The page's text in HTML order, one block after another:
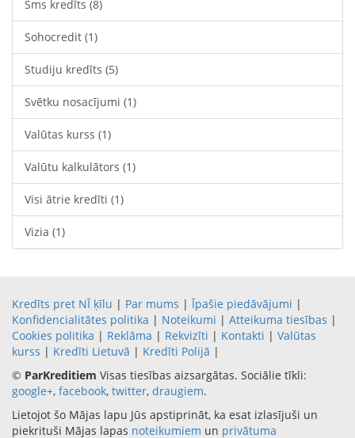
Sms kredīts (8)
Sohocredit (1)
Studiju kredīts (5)
Svētku nosacījumi (1)
Valūtas kurss (1)
Valūtu kalkulātors (1)
Visi ātrie kredīti (1)
Vizia (1)
Kredīts pret NĪ ķīlu | Par mums | Īpašie piedāvājumi |
Konfidencialitātes politika | Noteikumi | Atteikuma tiesības |
Cookies politika | Reklāma | Rekvizīti | Kontakti | Valūtas
kurss | Kredīti Lietuvā | Kredīti Polijā |
© ParKreditiem Visas tiesības aizsargātas. Sociālie tīkli:
google+, facebook, twitter, draugiem.
Lietojot šo Mājas lapu Jūs apstiprināt, ka esat izlasījuši un
piekrituši Mājas lapas noteikumiem un privātuma